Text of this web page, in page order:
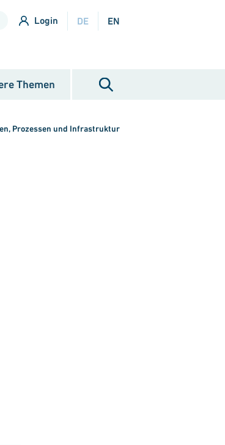
Login DE EN
Themen
Prozessen und Infrastruktur